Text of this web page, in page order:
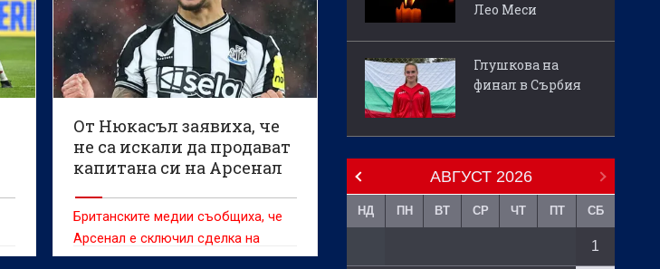
От Нюкасъл заявиха, че
не са искали да продават
капитана си на Арсенал
Британските медии съобщиха, че
Арсенал е сключил сделка на
стойност 75 милиона паунда
Лео Меси
Глушкова на
финал в Сърбия
АВГУСТ 2026
НД ПН ВТ СР ЧТ ПТ СБ
1